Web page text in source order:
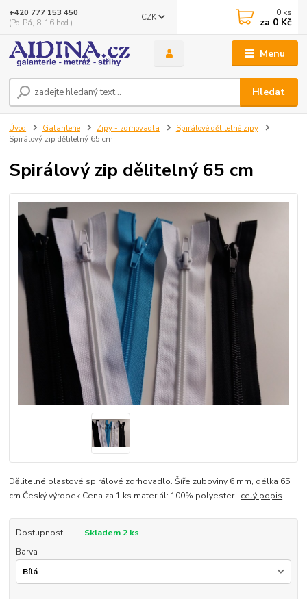
Menu
CZK
Hledat
+420 777 153 450
(Po-Pá, 8-16 hod.)
0 ks
za 0 Kč
Úvod Galanterie Zipy - zdrhovadla
Spirálové dělitelné zipy
Spirálový zip dělitelný 65 cm
Spirálový zip dělitelný 65 cm
Dělitelné plastové spirálové zdrhovadlo. Šíře zuboviny 6 mm, délka 65
cm Český výrobek Cena za 1 ks.materiál: 100% polyester celý popis
Dostupnost
Skladem 2 ks
Barva